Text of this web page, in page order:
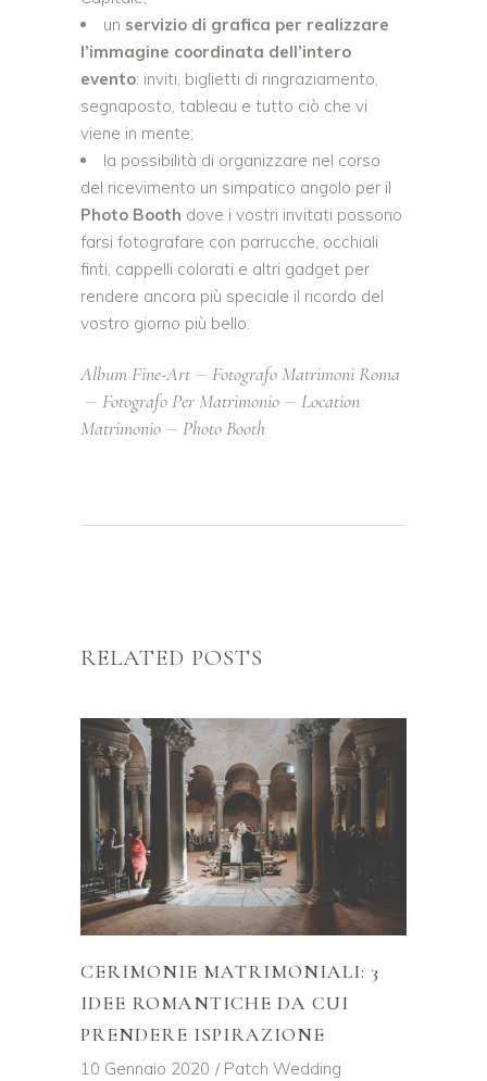
un servizio di grafica per realizzare
l’immagine coordinata dell’intero
evento: inviti, biglietti di ringraziamento,
segnaposto, tableau e tutto ciò che vi
viene in mente;
la possibilità di organizzare nel corso
del ricevimento un simpatico angolo per il
Photo Booth dove i vostri invitati possono
farsi fotografare con parrucche, occhiali
finti, cappelli colorati e altri gadget per
rendere ancora più speciale il ricordo del
vostro giorno più bello.
Album Fine-Art
Fotografo Matrimoni Roma
Fotografo Per Matrimonio
Location
Matrimonio
Photo Booth
RELATED POSTS
CERIMONIE MATRIMONIALI: 3
IDEE ROMANTICHE DA CUI
PRENDERE ISPIRAZIONE
10 Gennaio 2020 Patch Wedding